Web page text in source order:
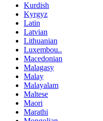
Kurdish
Kyrgyz
Latin
Latvian
Lithuanian
Luxembou..
Macedonian
Malagasy
Malay
Malayalam
Maltese
Maori
Marathi